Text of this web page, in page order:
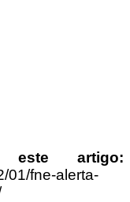
este artigo:
01/fne-alerta-